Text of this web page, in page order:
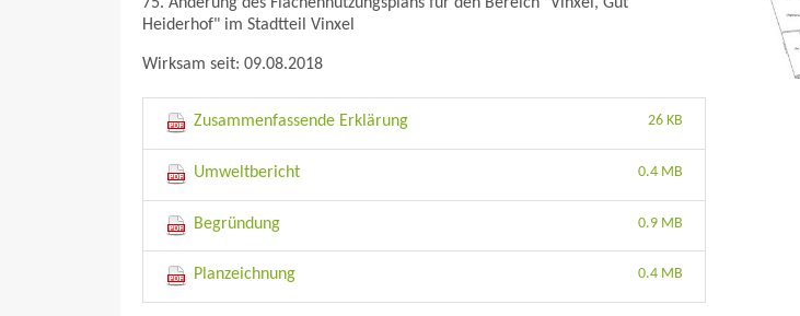
Heiderhof" im Stadtteil Vinxel
Wirksam seit: 09.08.2018
Zusammenfassende Erklärung 26 KB
Umweltbericht 0.4 MB
Begründung 0.9 MB
Planzeichnung 0.4 MB